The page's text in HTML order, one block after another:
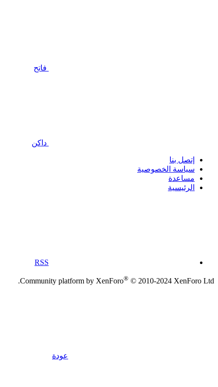
فاتح
داكن
إتصل بنا
سياسة الخصوصية
مساعدة
الرئيسية
RSS
Community platform by XenForo® © 2010-2024 XenForo Ltd.
عودة